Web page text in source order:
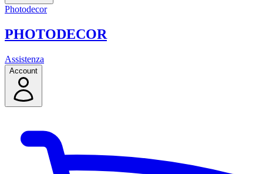
Photodecor
PHOTODECOR
Assistenza
Account